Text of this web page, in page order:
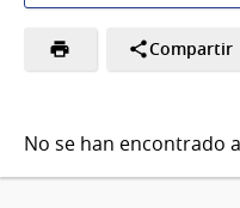
Compartir
No se han encontrado